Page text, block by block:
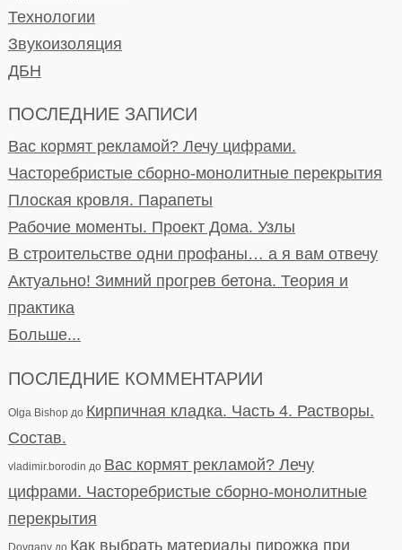
Технологии
Звукоизоляция
ДБН
ПОСЛЕДНИЕ ЗАПИСИ
Вас кормят рекламой? Лечу цифрами.
Часторебристые сборно-монолитные перекрытия
Плоская кровля. Парапеты
Рабочие моменты. Проект Дома. Узлы
В строительстве одни профаны… а я вам отвечу
Актуально! Зимний прогрев бетона. Теория и
практика
Больше...
ПОСЛЕДНИЕ КОММЕНТАРИИ
Olga Bishopдо Кирпичная кладка. Часть 4. Растворы.
Состав.
vladimir.borodin до Вас кормят рекламой? Лечу
цифрами. Часторебристые сборно-монолитные
перекрытия
Dovganyдо Как выбрать материалы пирожка при